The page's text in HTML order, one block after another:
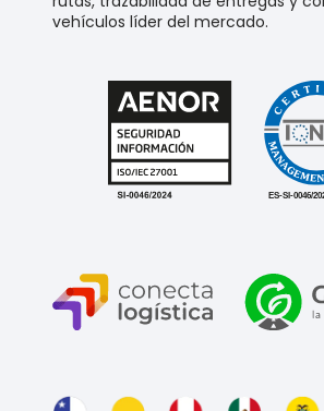
vehículos líder del mercado.